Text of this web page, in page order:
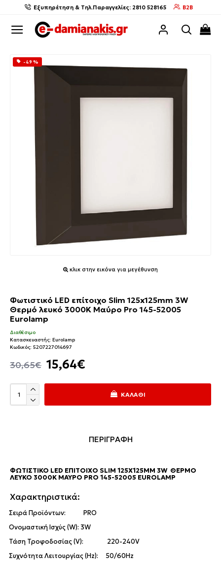
Εξυπηρέτηση & Τηλ.Παραγγελίες: 2810 528165 B2B
-49 %
κλικ στην εικόνα για μεγέθυνση
Φωτιστικό LED επίτοιχο Slim 125x125mm 3W
Θερμό λευκό 3000K Μαύρο Pro 145-52005
Eurolamp
15,64€
30,65€
Διαθέσιμο
Κατασκευαστής: Eurolamp
Κωδικός: 5207227014697
ΚΑΛΆΘΙ
ΠΕΡΙΓΡΑΦΗ
ΦΩΤΙΣΤΙΚΌ LED ΕΠΊΤΟΙΧΟ SLIM 125X125MM 3W ΘΕΡΜΌ
ΛΕΥΚΌ 3000K ΜΑΎΡΟ PRO 145-52005 EUROLAMP
Χαρακτηριστικά:
Σειρά Προϊόντων: PRO
Ονομαστική Ισχύς (W): 3W
Τάση Τροφοδοσίας (V): 220-240V
Συχνότητα Λειτουργίας (Hz): 50/60Hz